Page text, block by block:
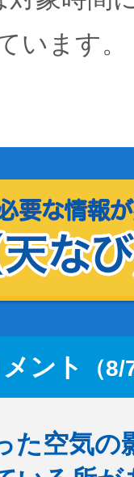
います。
ント （
た空気の